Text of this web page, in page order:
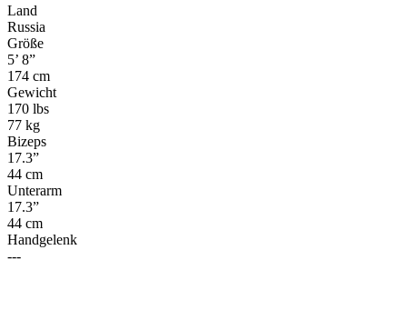
Land
Russia
Größe
5’ 8”
174 cm
Gewicht
170 lbs
77 kg
Bizeps
17.3”
44 cm
Unterarm
17.3”
44 cm
Handgelenk
---